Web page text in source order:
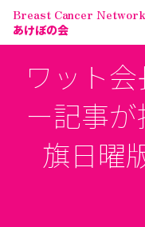
Breast Cancer
あけぼの会
ワット
ー記事
旗日曜